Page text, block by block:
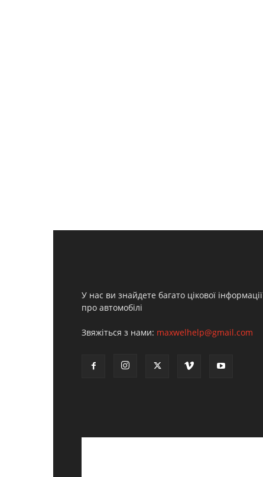
У нас ви знайдете багато цікової інформації
про автомобілі
Звяжіться з нами: maxwelhelp@gmail.com